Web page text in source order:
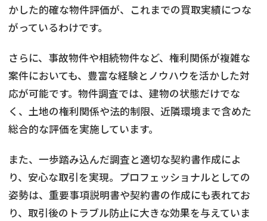
かした的確な物件評価が、これまでの買取実績につな
がっているわけです。
さらに、事故物件や相続物件など、権利関係が複雑な
案件においても、豊富な経験とノウハウを活かした対
応が可能です。物件調査では、建物の状態だけでな
く、土地の権利関係や法的制限、近隣環境まで含めた
総合的な評価を実施しています。
また、一歩踏み込んだ調査と適切な契約書作成によ
り、安心な取引を実現。プロフェッショナルとしての
姿勢は、重要事項説明書や契約書の作成にも表れてお
り、取引後のトラブル防止に大きな効果を与えていま